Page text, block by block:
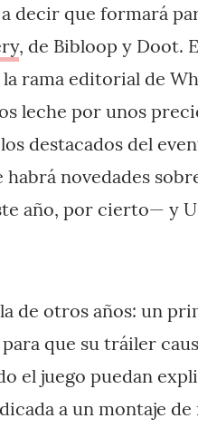
decir que formará
, de Bibloop y Doot.
rama editorial de
leche por unos
destacados del
novedades
año, por cierto— y
de otros años: un
que su tráiler
el juego puedan
a un montaje